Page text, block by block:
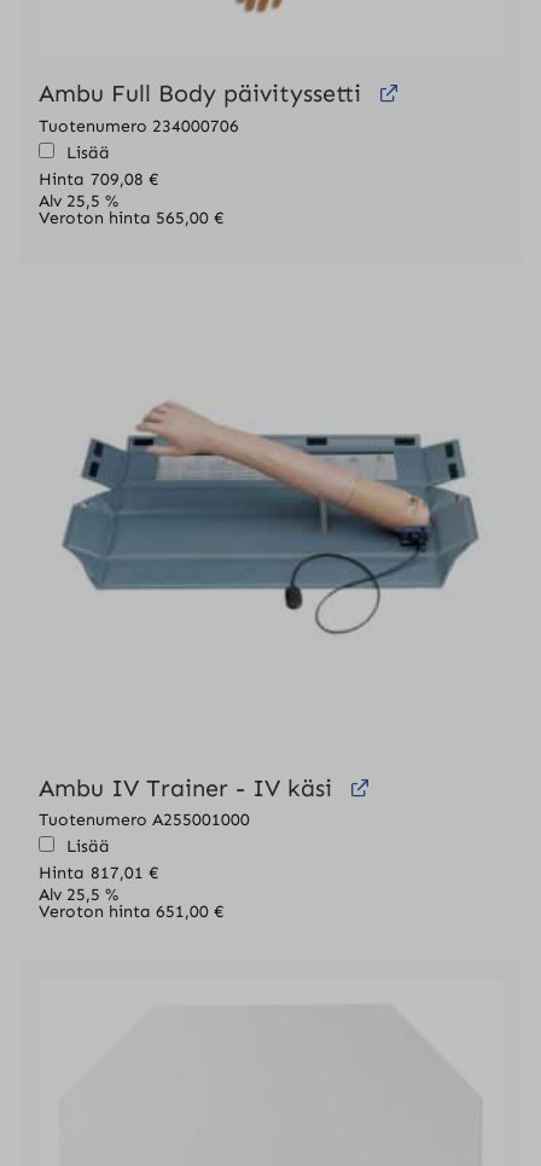
Ambu Full Body päivityssetti
Tuotenumero 234000706
Lisää
Hinta 709,08€
Alv 25,5 %
Veroton hinta 565,00 €
Ambu IV Trainer - IV käsi
Tuotenumero A255001000
Lisää
Hinta 817,01€
Alv 25,5 %
Veroton hinta 651,00 €